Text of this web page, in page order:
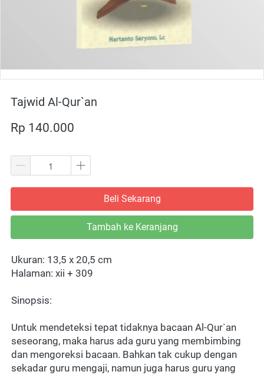
Tajwid Al-Qur`an
Rp 140.000
`Beli Sekarang
`
Tambah ke Keranjang
Ukuran: 13,5 x 20,5 cm
Halaman: xii + 309
Sinopsis:
Untuk mendeteksi tepat tidaknya bacaan Al-Qur`an
seseorang, maka harus ada guru yang membimbing
dan mengoreksi bacaan. Bahkan tak cukup dengan
sekadar guru mengaji, namun juga harus guru yang